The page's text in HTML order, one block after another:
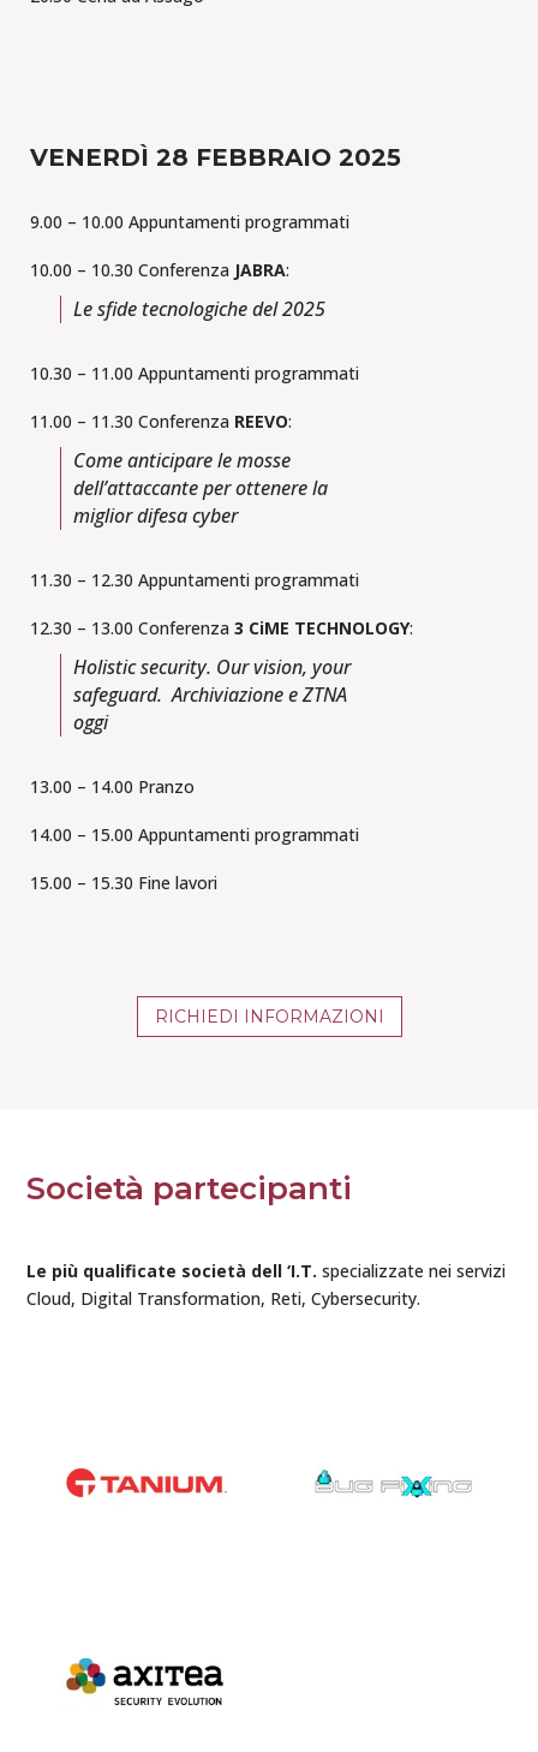
VENERDÌ 28 FEBBRAIO 2025
9.00 – 10.00 Appuntamenti programmati
10.00 – 10.30 Conferenza JABRA:
Le sfide tecnologiche del 2025
10.30 – 11.00 Appuntamenti programmati
11.00 – 11.30 Conferenza REEVO:
Come anticipare le mosse
dell’attaccante per ottenere la
miglior difesa cyber
11.30 – 12.30 Appuntamenti programmati
12.30 – 13.00 Conferenza 3 CiME TECHNOLOGY:
Holistic security. Our vision, your
safeguard. Archiviazione e ZTNA
oggi
13.00 – 14.00 Pranzo
14.00 – 15.00 Appuntamenti programmati
15.00 – 15.30 Fine lavori
RICHIEDI INFORMAZIONI
Società partecipanti
Le più qualificate società dell ‘I.T. specializzate nei servizi
Cloud, Digital Transformation, Reti, Cybersecurity.